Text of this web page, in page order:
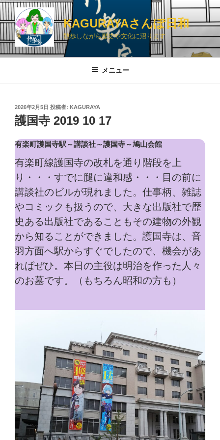
コ
ン
テ
ン
ツ
KAGURAYAさんぽ日和
散歩しながら歴史や文化に沼ります
メニュー
投
稿
日:
2026年2月5日 投稿者: KAGURAYA
護国寺 2019 10 17
有楽町護国寺駅～講談社～護国寺～鳩山会館
有楽町線護国寺の改札を通り階段を上
り・・・すでに腿に違和感・・・目の前に
講談社のビルが現れました。仕事柄、雑誌
やコミックも扱うので、大きな出版社で歴
史ある出版社であることもその建物の外観
から知ることができました。護国寺は、音
羽方面へ駅からすぐでしたので、機会があ
ればぜひ。本日の主役は明治を作った人々
のお墓です。（もちろん昭和の方も）